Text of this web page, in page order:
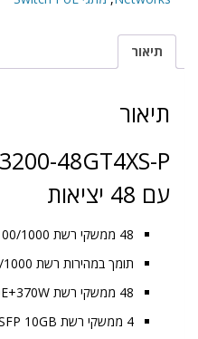
מתג
PoE
עם
יציאות
Layer
תיאור
תיאור
עם 48 יציאות
48 ממשקי רשת 10/100/1000
תומך במהירות רשת 10/100/1000 – 1GB
48 ממשקי רשת POE/POE+370W
4 ממשקי רשת SFP 10GB